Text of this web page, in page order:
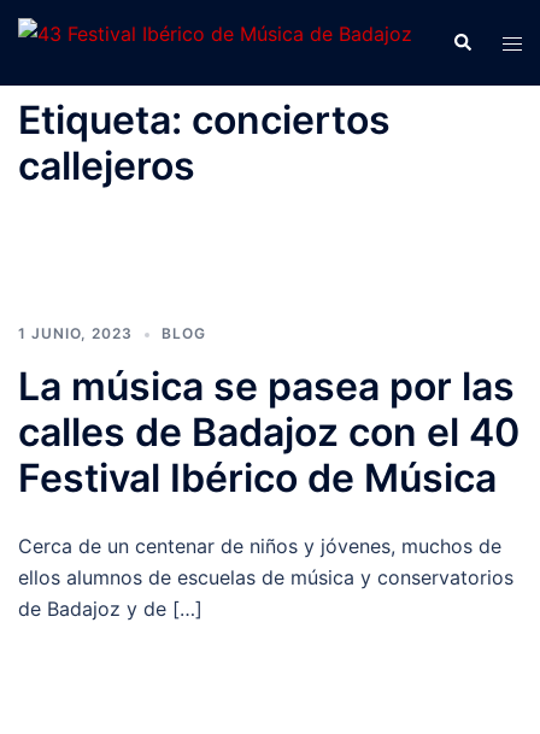
Saltar
Buscar
Etiqueta: conciertos
callejeros
1 JUNIO, 2023 BLOG
La música se pasea por las
calles de Badajoz con el 40
Festival Ibérico de Música
Cerca de un centenar de niños y jóvenes, muchos de
ellos alumnos de escuelas de música y conservatorios
de Badajoz y de […]